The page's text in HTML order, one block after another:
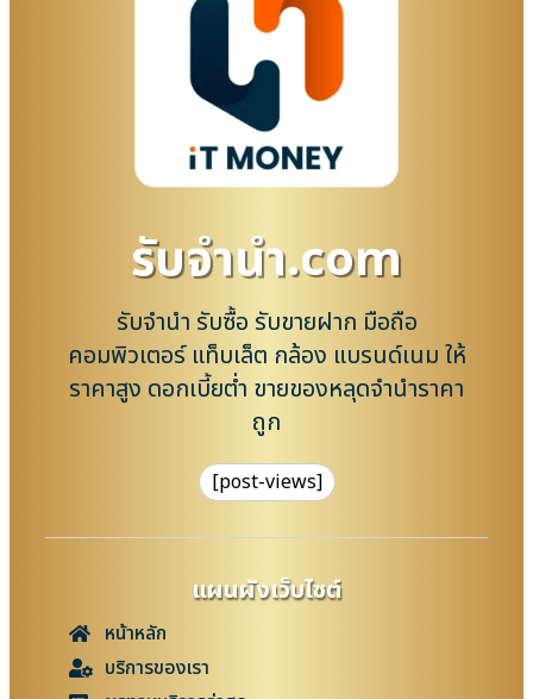
รับจํานํา.com
รับจำนำ รับซื้อ รับขายฝาก มือถือ
คอมพิวเตอร์ แท็บเล็ต กล้อง แบรนด์เนม ให้
ราคาสูง ดอกเบี้ยต่ำ ขายของหลุดจำนำราคา
ถูก
[post-views]
แผนผังเว็บไซต์
หน้าหลัก
บริการของเรา